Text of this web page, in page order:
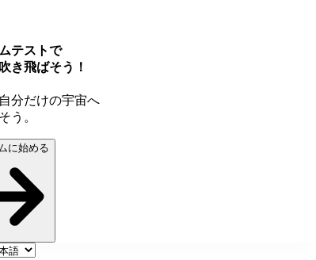
テストで
き飛ばそう！
分だけの宇宙へ
う。
に始める